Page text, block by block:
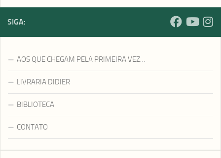
SIGA:
AOS QUE CHEGAM PELA PRIMEIRA VEZ…
LIVRARIA DIDIER
BIBLIOTECA
CONTATO